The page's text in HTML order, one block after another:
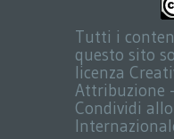
Tutti i
questo sito
licenza
Attribuzione
Condividi